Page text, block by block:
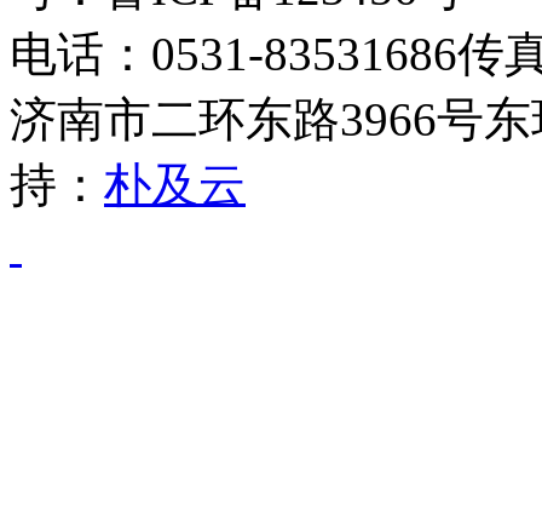
电话：0531-83531686传
济南市二环东路3966号
持： 朴及云